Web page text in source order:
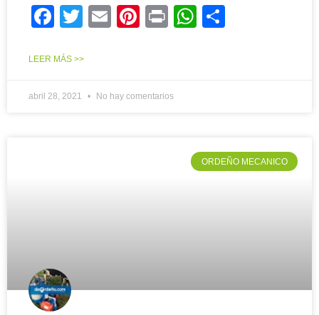
Facebook
Twitter
EmailPinterest
PrintWhatsApp
LEER MÁS >>
abril 28, 2021 No hay comentarios
ORDEÑO MECANICO